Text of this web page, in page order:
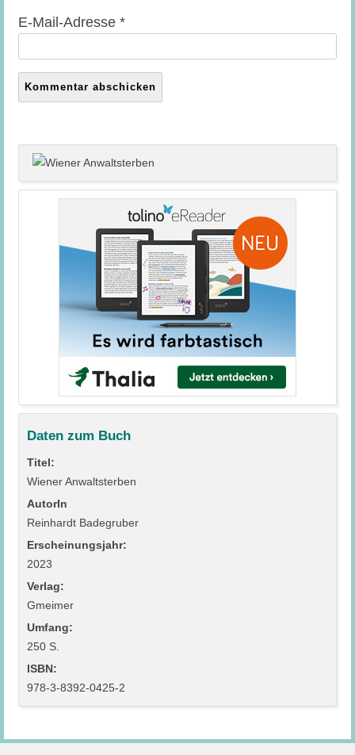
E-Mail-Adresse *
Daten zum Buch
Titel:
Wiener Anwaltsterben
AutorIn
Reinhardt Badegruber
Erscheinungsjahr:
2023
Verlag:
Gmeimer
Umfang:
250 S.
ISBN:
978-3-8392-0425-2